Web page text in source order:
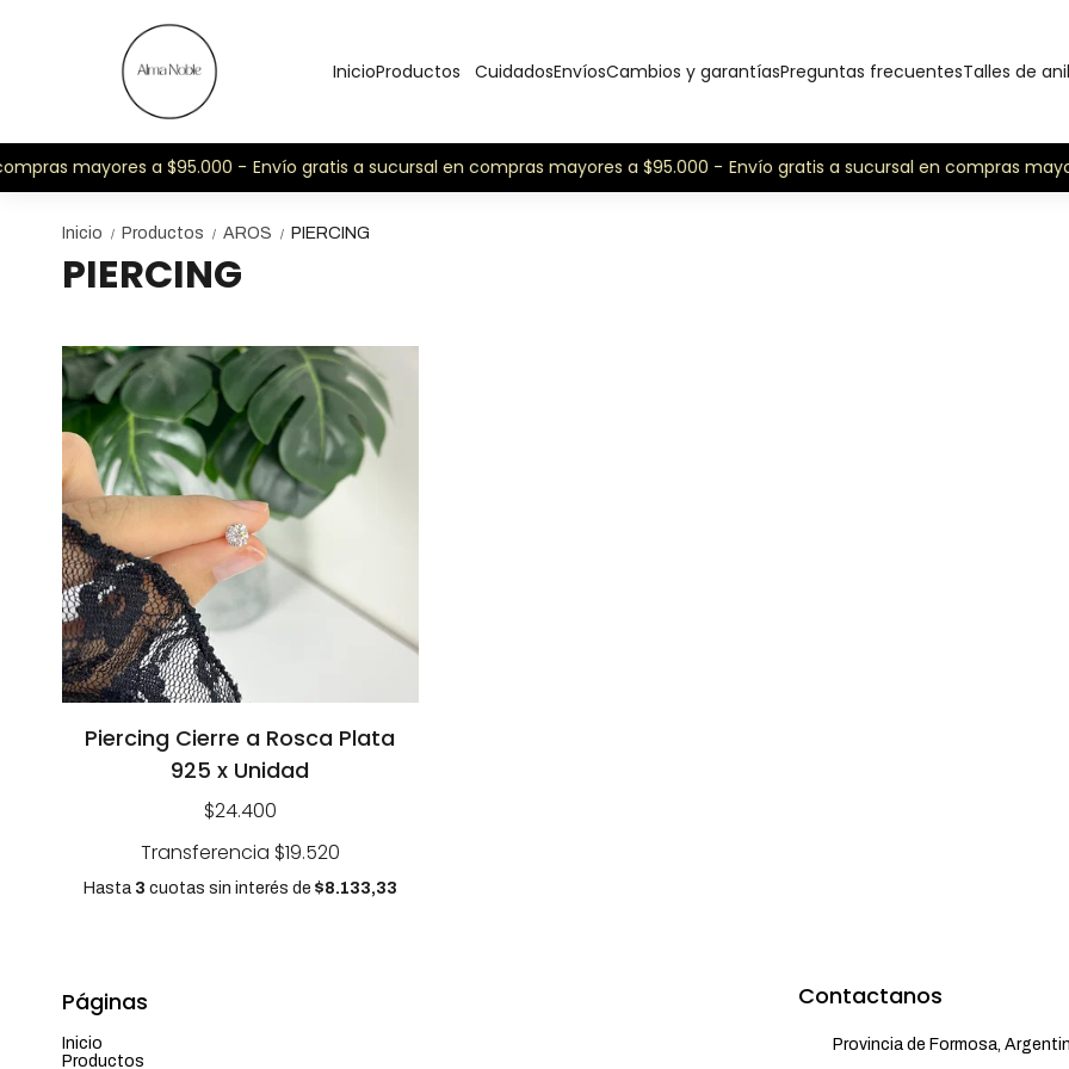
mayores a $95.000 - Envío gratis a sucursal en compras mayores a $95.000 - Envío gratis a sucursal en compras
InicioProductos CuidadosEnvíosCambios y garantíasPreguntas frecuentesTalles de
Inicio / Productos / AROS / PIERCING
PIERCING
Piercing Cierre a Rosca Plata
925 x Unidad
$24.400
Transferencia $19.520
Hasta 3 cuotas sin interés de $8.133,33
Páginas
Inicio
Productos
Contactanos
Provincia de Formosa,